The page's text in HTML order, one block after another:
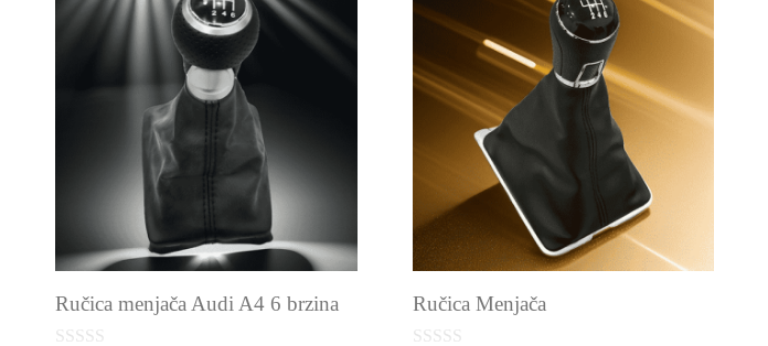
Ručica menjača Audi A4 6 brzina Ručica Menjača